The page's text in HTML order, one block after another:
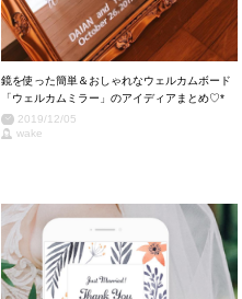
鏡を使った簡単＆おしゃれなウェルカムボード
「ウェルカムミラー」のアイディアまとめ♡*
2019/12/05
wake